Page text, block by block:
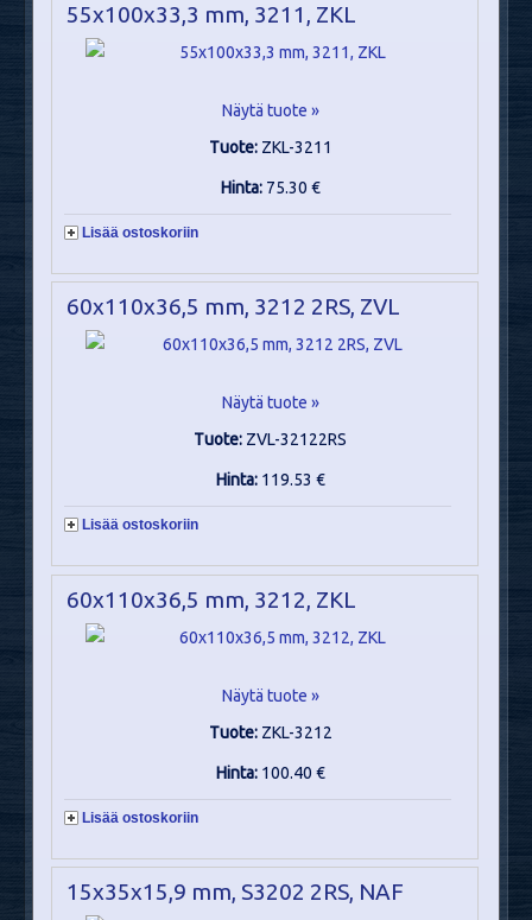
55x100x33,3 mm, 3211, ZKL
Näytä tuote »
Tuote: ZKL-3211
Hinta: 75.30 €
Lisää ostoskoriin
60x110x36,5 mm, 3212 2RS, ZVL
Näytä tuote »
Tuote: ZVL-32122RS
Hinta: 119.53 €
Lisää ostoskoriin
60x110x36,5 mm, 3212, ZKL
Näytä tuote »
Tuote: ZKL-3212
Hinta: 100.40 €
Lisää ostoskoriin
15x35x15,9 mm, S3202 2RS, NAF